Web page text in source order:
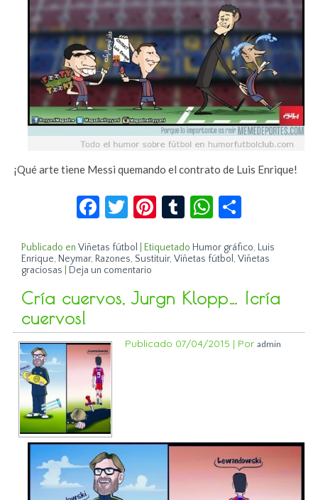
¡Qué arte tiene Messi quemando el contrato de Luis Enrique!
Facebook
Twitter
Pinterest
TumblrWhatsApp
Publicado en Viñetas fútbol Etiquetado Humor gráfico, Luis
Enrique, Neymar, Razones, Sustituir,Viñetas fútbol,Viñetas
graciosas
Deja un comentario
Cría cuervos, Jurgn Klopp… ¡cría
cuervos!
Publicado 07/04/2015 | Por admin